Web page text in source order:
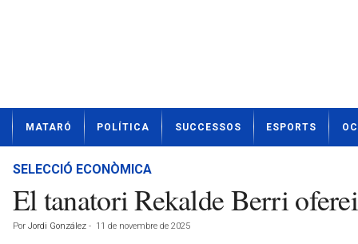
t
MATARÓ POLÍTICA SUCCESSOS ESPORTS OCI
SELECCIÓ ECONÒMICA
El tanatori Rekalde Berri
Por Jordi González - 11 de novembre de 2025